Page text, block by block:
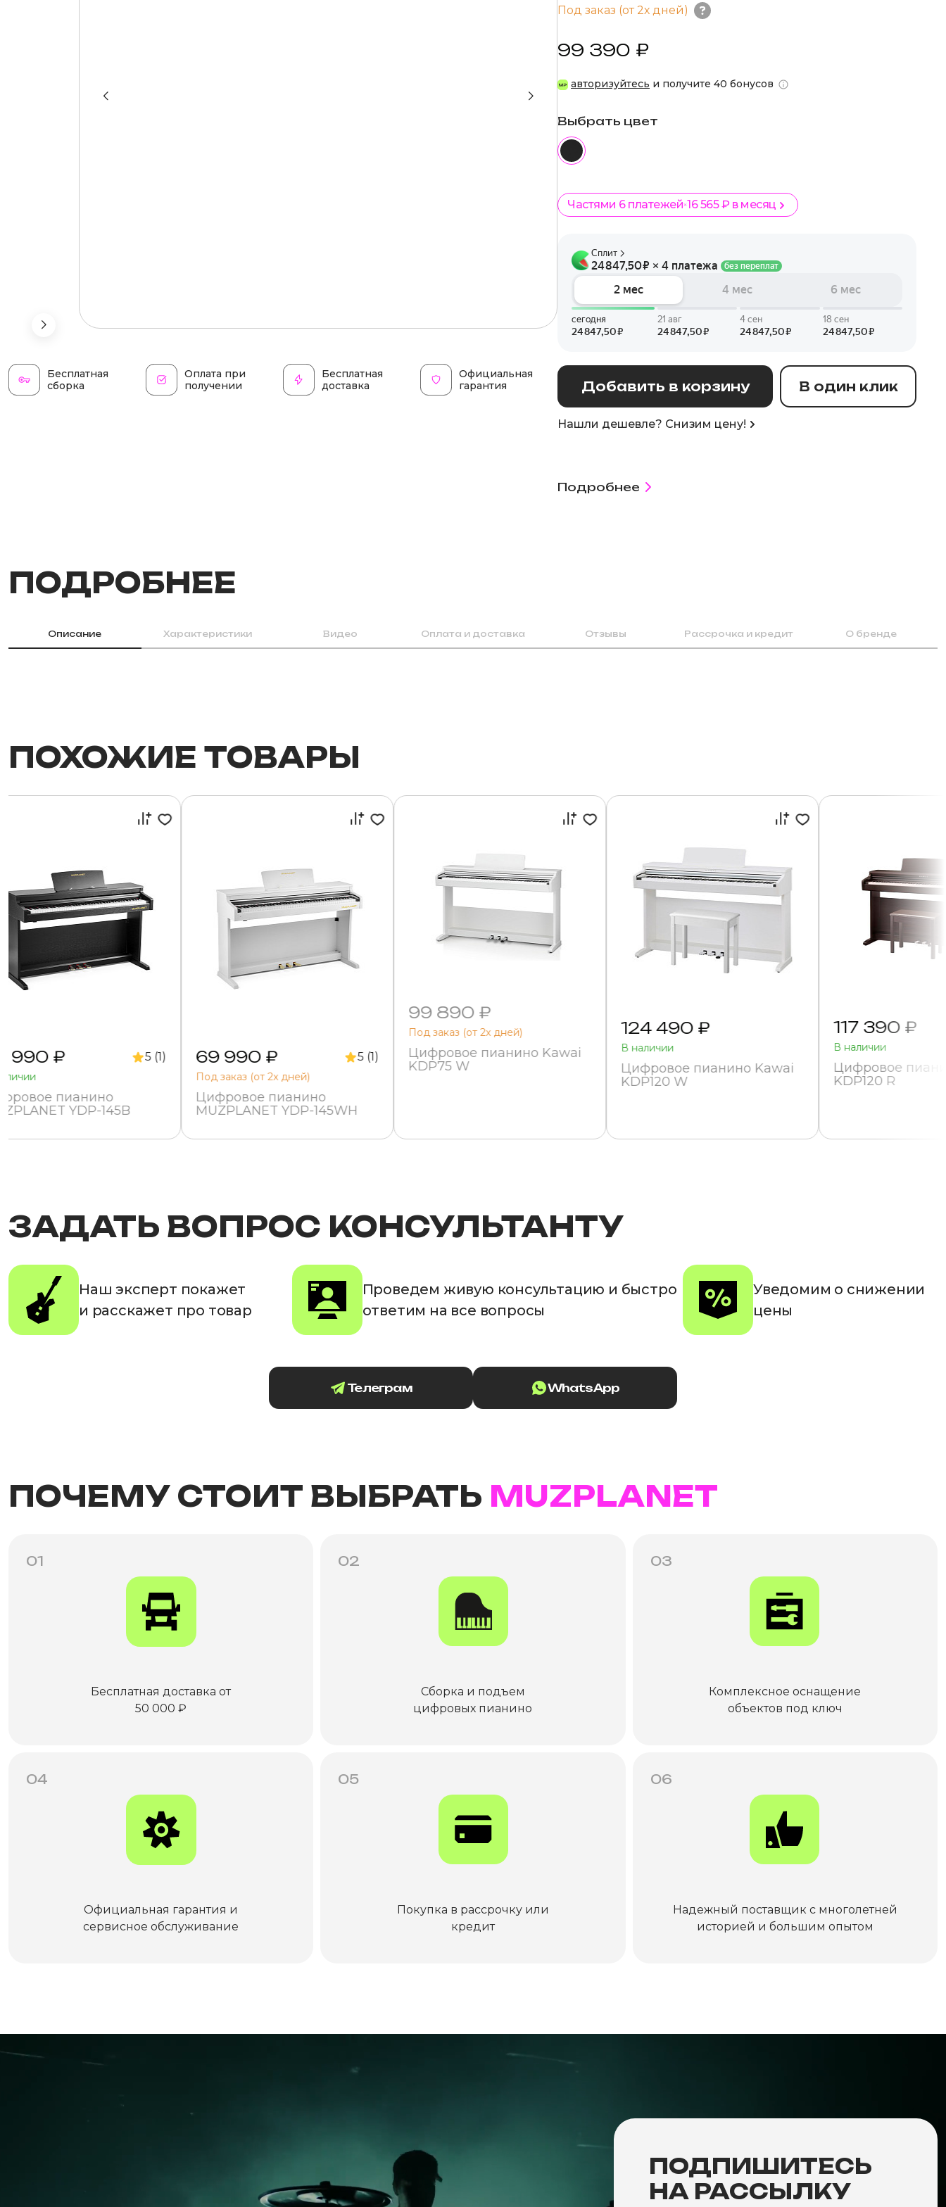
Бесплатная
сборка
Оплата при
получении
Бесплатная
доставка
Официальная
гарантия
Под заказ (от 2х дней)
99 390 ₽
авторизуйтесь и получите 40 бонусов
Выбрать цвет
Частями 6 платежей 16 565 ₽ в месяц
Добавить в корзину В один клик
Нашли дешевле? Снизим цену!
Подробнее
ПОДРОБНЕЕ
Описание Характеристики Видео Оплата и доставка Отзывы Рассрочка и кредит О бренде
ПОХОЖИЕ ТОВАРЫ
990 ₽ 5 (1)
пианино
YDP-145B
69 990 ₽ 5 (1)
Под заказ (от 2х дней)
Цифровое пианино
MUZPLANET YDP-145WH
99 890 ₽
Под заказ (от 2х дней)
Цифровое пианино Kawai
KDP75 W
124 490 ₽
В наличии
Цифровое пианино Kawai
KDP120 W
117 390 ₽
В наличии
Цифровое
KDP120 R
ЗАДАТЬ ВОПРОС КОНСУЛЬТАНТУ
Наш эксперт покажет
и расскажет про товар
Проведем живую консультацию и быстро
ответим на все вопросы
Уведомим о снижении
цены
Телеграм WhatsApp
ПОЧЕМУ СТОИТ ВЫБРАТЬ MUZPLANET
01
Бесплатная доставка от
50 000 ₽
02
Сборка и подъем
цифровых пианино
03
Комплексное оснащение
объектов под ключ
04
Официальная гарантия и
сервисное обслуживание
05
Покупка в рассрочку или
кредит
06
Надежный поставщик с многолетней
историей и большим опытом
ПОДПИШИТЕСЬ
НА РАССЫЛКУ